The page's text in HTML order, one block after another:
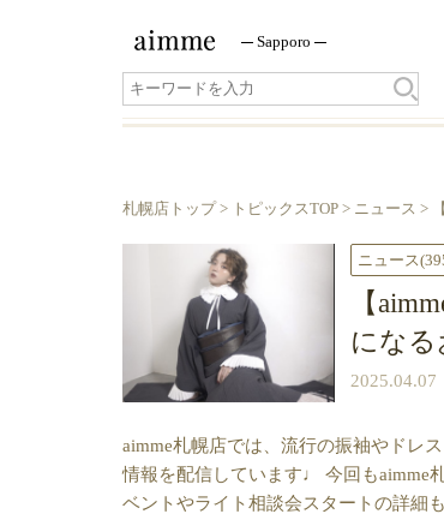
Sapporo
札幌店トップ> トピックスTOP > ニュース >
ニュース
【
になる
2025.04.07
aimme札幌店では、流行の振袖やドレ
情報を配信しています♩ 今回もaimme
ベントやライト相談会スタートの詳細